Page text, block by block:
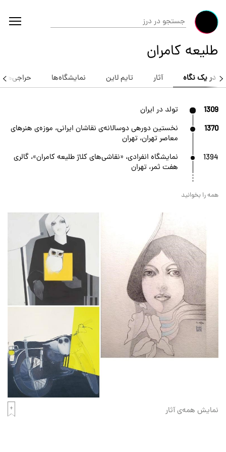
طلیعه کامران
در یک نگاه آثار تایم لاین نمایشگاه‌ها حراجی‌ها
1309 تولد در ایران
1370
نخستین دوره‎ی دوسالانه‌ی نقاشان ایرانی، موزه‌ی هنرهای
معاصر تهران، تهران
1394
نمایشگاه انفرادی، «نقاشی‌های کلاژ طلیعه کامران»، گالری
هفت ثمر، تهران
همه را بخوانید
نمایش همه‌ی آثار